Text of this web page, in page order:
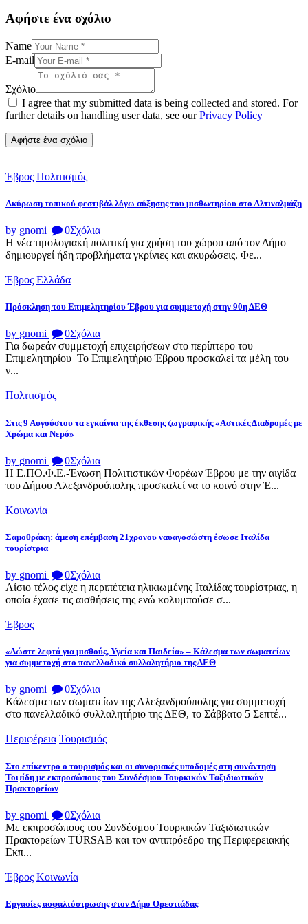
Αφήστε ένα σχόλιο
Name
E-mail
Σχόλιο
I agree that my submitted data is being collected and stored. For
further details on handling user data, see ourPrivacy Policy
Έβρος Πολιτισμός
Ακύρωση τοπικού φεστιβάλ λόγω αύξησης του μισθωτηρίου στο Αλτιναλμάζη
by gnomi 0Σχόλια
Η νέα τιμολογιακή πολιτική για χρήση του χώρου από τον Δήμο
δημιουργεί ήδη προβλήματα γκρίνιες και ακυρώσεις. Φε...
Έβρος Ελλάδα
Πρόσκληση του Επιμελητηρίου Έβρου για συμμετοχή στην 90η ΔΕΘ
by gnomi 0Σχόλια
Για δωρεάν συμμετοχή επιχειρήσεων στο περίπτερο του
Επιμελητηρίου Το Επιμελητήριο Έβρου προσκαλεί τα μέλη του
ν...
Πολιτισμός
Στις 9 Αυγούστου τα εγκαίνια της έκθεσης ζωγραφικής «Αστικές Διαδρομές με
Χρώμα και Νερό»
by gnomi 0Σχόλια
Η Ε.ΠΟ.Φ.Ε.-Ένωση Πολιτιστικών Φορέων Έβρου με την αιγίδα
του Δήμου Αλεξανδρούπολης προσκαλεί να το κοινό στην Έ...
Κοινωνία
Σαμοθράκη: άμεση επέμβαση 21χρονου ναυαγοσώστη έσωσε Ιταλίδα
τουρίστρια
by gnomi 0Σχόλια
Αίσιο τέλος είχε η περιπέτεια ηλικιωμένης Ιταλίδας τουρίστριας, η
οποία έχασε τις αισθήσεις της ενώ κολυμπούσε σ...
Έβρος
«Δώστε λεφτά για μισθούς, Υγεία και Παιδεία» – Κάλεσμα των σωματείων
για συμμετοχή στο πανελλαδικό συλλαλητήριο της ΔΕΘ
by gnomi 0Σχόλια
Κάλεσμα των σωματείων της Αλεξανδρούπολης για συμμετοχή
στο πανελλαδικό συλλαλητήριο της ΔΕΘ, το Σάββατο 5 Σεπτέ...
Περιφέρεια Τουρισμός
Στο επίκεντρο ο τουρισμός και οι συνοριακές υποδομές στη συνάντηση
Τοψίδη με εκπροσώπους του Συνδέσμου Τουρκικών Ταξιδιωτικών
Πρακτορείων
by gnomi 0Σχόλια
Με εκπροσώπους του Συνδέσμου Τουρκικών Ταξιδιωτικών
Πρακτορείων TÜRSAB και τον αντιπρόεδρο της Περιφερειακής
Εκπ...
Έβρος Κοινωνία
Εργασίες ασφαλτόστρωσης στον Δήμο Ορεστιάδας